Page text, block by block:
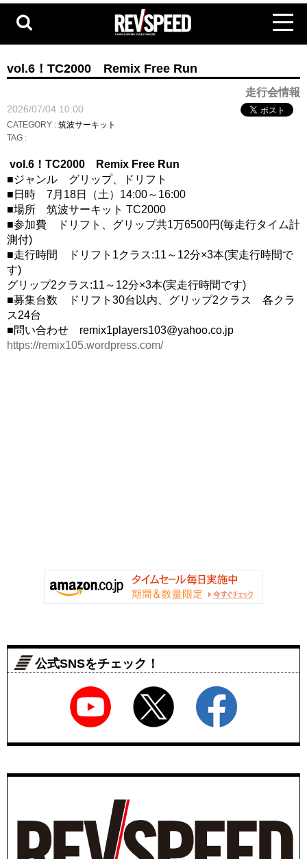
vol.6！TC2000 Remix Free Run
走行会情報
2026/07/04 10:00
CATEGORY : 筑波サーキット
TAG :
vol.6！TC2000 Remix Free Run
■ジャンル グリップ、ドリフト
■日時 7月18日（土）14:00～16:00
■場所 筑波サーキット TC2000
■参加費 ドリフト、グリップ共1万6500円(毎走行タイム計
測付)
■走行時間 ドリフト1クラス:11～12分×3本(実走行時間で
す)
グリップ2クラス:11～12分×3本(実走行時間です)
■募集台数 ドリフト30台以内、グリップ2クラス 各クラ
ス24台
■問い合わせ remix1players103@yahoo.co.jp
https://remix105.wordpress.com/
公式SNSをチェック！